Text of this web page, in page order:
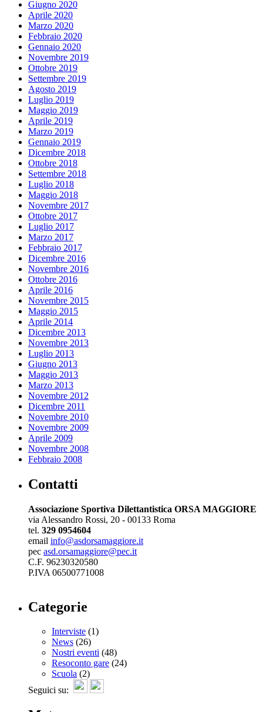
Giugno 2020
Aprile 2020
Marzo 2020
Febbraio 2020
Gennaio 2020
Novembre 2019
Ottobre 2019
Settembre 2019
Agosto 2019
Luglio 2019
Maggio 2019
Aprile 2019
Marzo 2019
Gennaio 2019
Dicembre 2018
Ottobre 2018
Settembre 2018
Luglio 2018
Maggio 2018
Novembre 2017
Ottobre 2017
Luglio 2017
Marzo 2017
Febbraio 2017
Dicembre 2016
Novembre 2016
Ottobre 2016
Aprile 2016
Novembre 2015
Maggio 2015
Aprile 2014
Dicembre 2013
Novembre 2013
Luglio 2013
Giugno 2013
Maggio 2013
Marzo 2013
Novembre 2012
Dicembre 2011
Novembre 2010
Novembre 2009
Aprile 2009
Novembre 2008
Febbraio 2008
Contatti
Associazione Sportiva Dilettantistica ORSA MAGGIORE
via Alessandro Rossi, 20 - 00133 Roma
tel. 329 0954604
email info@asdorsamaggiore.it
pec asd.orsamaggiore@pec.it
C.F. 96230320580
P.IVA 06500771008
Categorie
Interviste (1)
News (26)
Nostri eventi (48)
Resoconto gare (24)
Scuola (2)
Seguici su: